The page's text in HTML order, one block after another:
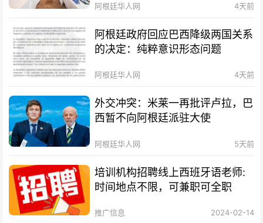
阿根廷华人网 4天前
阿根廷政府回应巴西降级两国关系
的决定：纯粹意识形态问题
阿根廷华人网 4天前
外交冲突：米莱一再批评卢拉，巴
西暂不向阿根廷派驻大使
阿根廷华人网 5天前
培训机构招聘线上西班牙语老师:
时间地点不限，可兼职可全职
推广信息 2024-02-14